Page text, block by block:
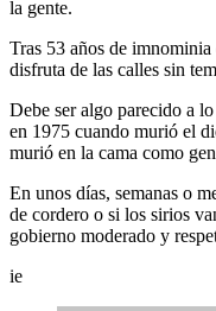
la gente.
Tras 53 años de
disfruta de las calles sin
Debe ser algo parecido a
en 1975 cuando murió el
murió en la cama como
En unos días, semanas o
de cordero o si los sirios
gobierno moderado y
ie